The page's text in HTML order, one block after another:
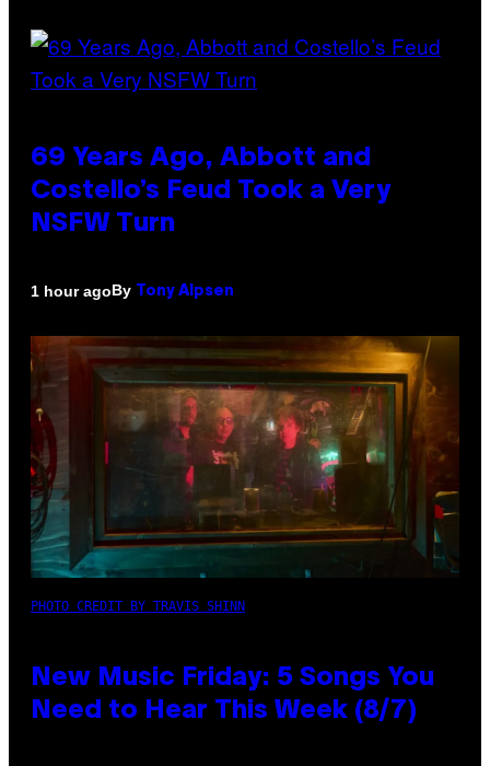
69 Years Ago, Abbott and
Costello’s Feud Took a Very
NSFW Turn
1 hour agoBy Tony Alpsen
PHOTO CREDIT BY TRAVIS SHINN
New Music Friday: 5 Songs You
Need to Hear This Week (8/7)